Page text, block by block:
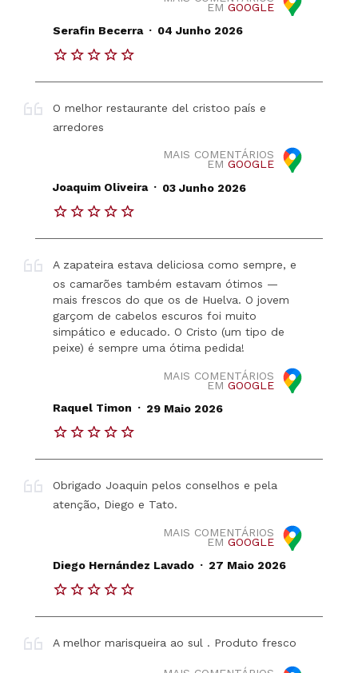
EM GOOGLE
Serafin Becerra . 04 Junho 2026
O melhor restaurante del cristoo país e
arredores
MAIS COMENTÁRIOS
EM GOOGLE
Joaquim Oliveira . 03 Junho 2026
A zapateira estava deliciosa como sempre, e
os camarões também estavam ótimos —
mais frescos do que os de Huelva. O jovem
garçom de cabelos escuros foi muito
simpático e educado. O Cristo (um tipo de
peixe) é sempre uma ótima pedida!
MAIS COMENTÁRIOS
EM GOOGLE
Raquel Timon . 29 Maio 2026
Obrigado Joaquin pelos conselhos e pela
atenção, Diego e Tato.
MAIS COMENTÁRIOS
EM GOOGLE
Diego Hernández Lavado . 27 Maio 2026
A melhor marisqueira ao sul . Produto fresco